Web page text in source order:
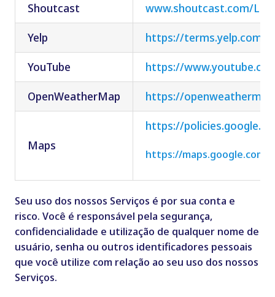
Shoutcast
www.shoutcast.com/
Yelp
https://terms.yelp.com/
YouTube
https://
OpenWeatherMap
https://
Maps
https://
https://maps.google.com/
Seu uso dos nossos Serviços é por sua conta e
risco. Você é responsável pela segurança,
confidencialidade e utilização de qualquer nome de
usuário, senha ou outros identificadores pessoais
que você utilize com relação ao seu uso dos nossos
Serviços.